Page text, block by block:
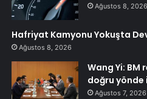
Ağustos 8, 2026
Hafriyat Kamyonu Yokuşta
Ağustos 8, 2026
Wang Yi: BM
doğru yönde
Ağustos 7, 2026